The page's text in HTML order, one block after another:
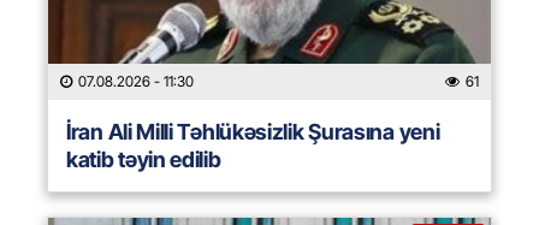
07.08.2026 - 11:30 61
İran Ali Milli Təhlükəsizlik Şurasına yeni
katib təyin edilib